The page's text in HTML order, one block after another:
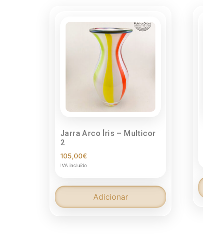
Jarra Arco Íris – Multicor
2
105,00€
IVA incluído
Adicionar